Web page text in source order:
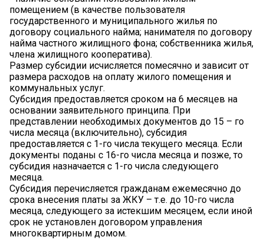
помещением (в качестве пользователя
государственного и муниципального жилья по
договору социального найма; нанимателя по договору
найма частного жилищного фона; собственника жилья,
члена жилищного кооператива).
Размер субсидии исчисляется помесячно и зависит от
размера расходов на оплату жилого помещения и
коммунальных услуг.
Субсидия предоставляется сроком на 6 месяцев на
основании заявительного принципа. При
представлении необходимых документов до 15 – го
числа месяца (включительно), субсидия
предоставляется с 1-го числа текущего месяца. Если
документы поданы с 16-го числа месяца и позже, то
субсидия назначается с 1-го числа следующего
месяца.
Субсидия перечисляется гражданам ежемесячно до
срока внесения платы за ЖКУ – т.е. до 10-го числа
месяца, следующего за истекшим месяцем, если иной
срок не установлен договором управления
многоквартирным домом.